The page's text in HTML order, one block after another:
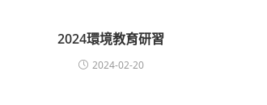
2024環境教育研習
2024-02-20